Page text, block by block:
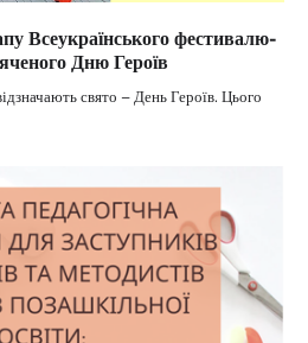
Всеукраїнського фестивалю-
Дню Героїв
свято – День Героїв. Цього